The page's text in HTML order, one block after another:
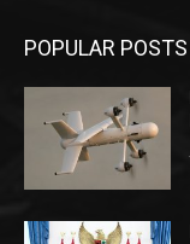
POPULAR POSTS